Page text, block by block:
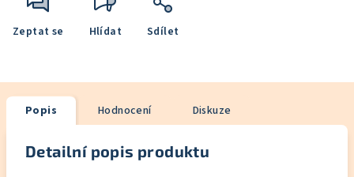
Zeptat se Hlídat Sdílet
Popis Hodnocení Diskuze
Detailní popis produktu